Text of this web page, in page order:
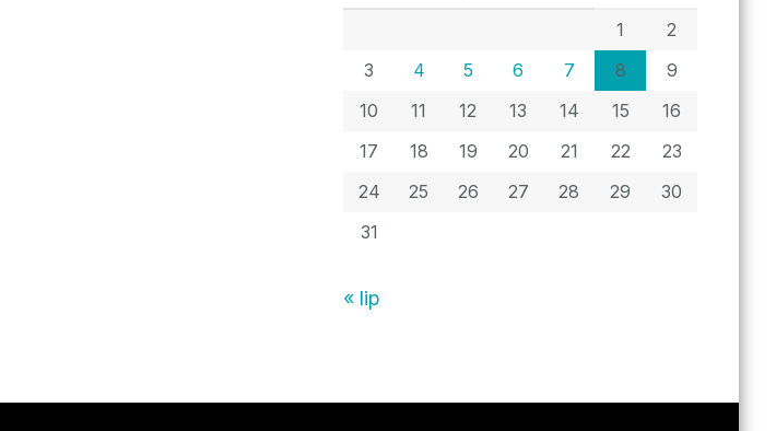
1
2
3
4 5 6 7 8
9
10
11 12 13 14 15
16
17
18 19 20 21 22
23
24
25 26 27 28 29
30
31
« lip